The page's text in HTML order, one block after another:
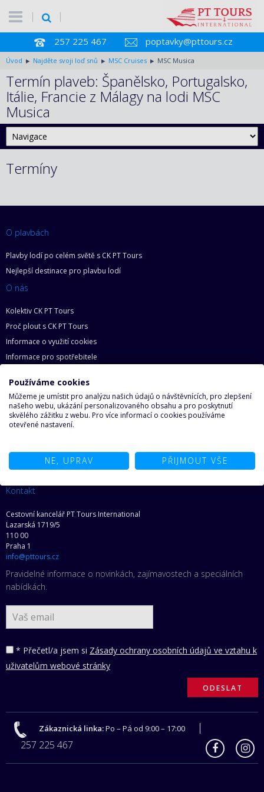
257 225 467 poptavky@pttours.cz
Úvod Najděte svoji loď snů MSC Cruises MSC Musica
Termín plaveb: Španělsko, Portugalsko,
Itálie, Francie z Málagy na lodi MSC
Musica
Termíny
O plavbách
Plavby lodí po celém světě s CK PT Tours
Nejlepší destinace pro plavbu lodí
O nás
Kolektiv CK PT Tours
Proč plout s CK PT Tours
Informace o využití cookies
Informace pro spotřebitele
Základní práva zákazníka
Mapa webu
O lodích
Najděte svoji loď snů
Kontakt
Cestovní kancelář PT Tours International
Lazarská 1719/5
110 00
Praha 1
info@pttours.cz
Pravidelné informace o novinkách, zajímavostech a speciálních
nabídkách.
* Přečetl/a jsem si Zásady ochrany osobních údajů ve vztahu k
uživatelům webové stránky
Zákaznická linka:Po – Pá od 9:00 – 17:00
257 225 467
Používáme cookies
Můžeme je umístit pro analýzu našich údajů o návštěvnících, pro zlepšení
našeho webu, ukázání personalizovaného obsahu a pro poskytnutí
skvělého zážitku z webu. Pro více informací o cookies používáme
otevřené nastavení.
NE, UPRAV PŘIJMOUT VŠE